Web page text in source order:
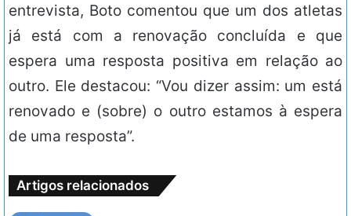
entrevista, Boto comentou que um dos atletas
já está com a renovação concluída e que
espera uma resposta positiva em relação ao
outro. Ele destacou: “Vou dizer assim: um está
renovado e (sobre) o outro estamos à espera
de uma resposta”.
Artigos relacionados